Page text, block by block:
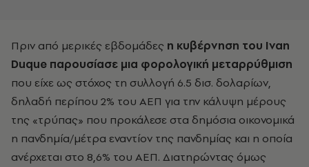
Πριν από μερικές εβδομάδες η κυβέρνηση του Ivan
Duque παρουσίασε μια φορολογική μεταρρύθμιση
που είχε ως στόχος τη συλλογή 6.5 δισ. δολαρίων,
δηλαδή περίπου 2% του ΑΕΠ για την κάλυψη μέρους
της «τρύπας» που προκάλεσε στα δημόσια οικονομικά
η πανδημία/μέτρα εναντίον της πανδημίας και η οποία
ανέρχεται στο 8,6% του ΑΕΠ. Διατηρώντας όμως